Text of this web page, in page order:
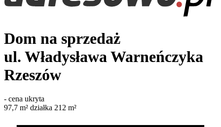
Dom na sprzedaż
ul. Władysława Warneńczyka
Rzeszów
- cena ukryta
97,7 m² działka 212 m²